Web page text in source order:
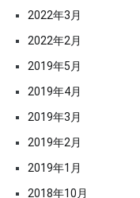
2022年3月
2022年2月
2019年5月
2019年4月
2019年3月
2019年2月
2019年1月
2018年10月